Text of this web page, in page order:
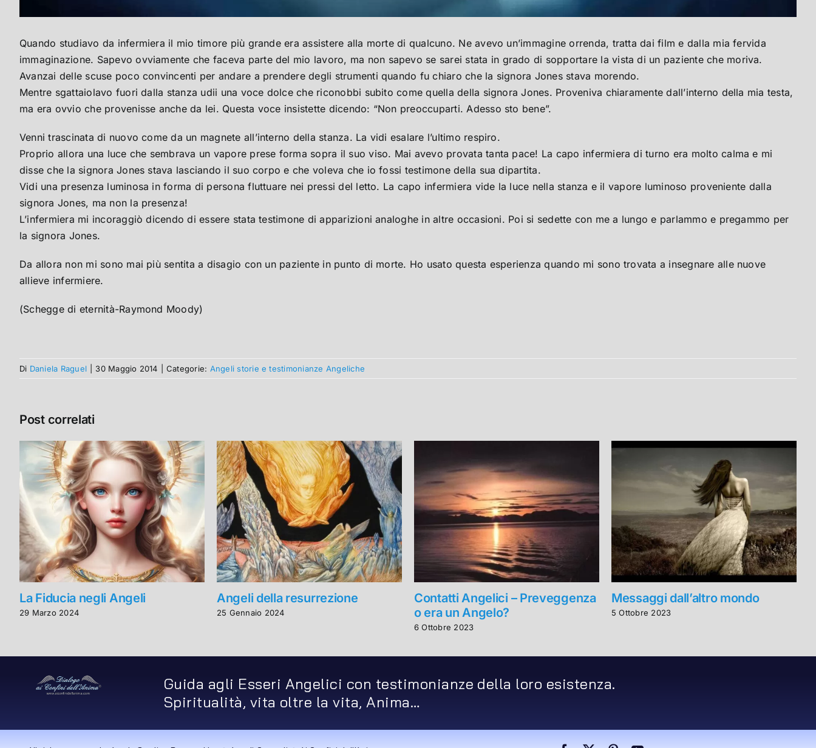
Quando studiavo da infermiera il mio timore più grande era assistere alla morte di qualcuno. Ne avevo un’immagine orrenda, tratta dai film e dalla mia fervida
immaginazione. Sapevo ovviamente che faceva parte del mio lavoro, ma non sapevo se sarei stata in grado di sopportare la vista di un paziente che moriva.
Avanzai delle scuse poco convincenti per andare a prendere degli strumenti quando fu chiaro che la signora Jones stava morendo.
Mentre sgattaiolavo fuori dalla stanza udii una voce dolce che riconobbi subito come quella della signora Jones. Proveniva chiaramente dall’interno della mia testa,
ma era ovvio che provenisse anche da lei. Questa voce insistette dicendo: “Non preoccuparti. Adesso sto bene”.
Venni trascinata di nuovo come da un magnete all’interno della stanza. La vidi esalare l’ultimo respiro.
Proprio allora una luce che sembrava un vapore prese forma sopra il suo viso. Mai avevo provata tanta pace! La capo infermiera di turno era molto calma e mi
disse che la signora Jones stava lasciando il suo corpo e che voleva che io fossi testimone della sua dipartita.
Vidi una presenza luminosa in forma di persona fluttuare nei pressi del letto. La capo infermiera vide la luce nella stanza e il vapore luminoso proveniente dalla
signora Jones, ma non la presenza!
L’infermiera mi incoraggiò dicendo di essere stata testimone di apparizioni analoghe in altre occasioni. Poi si sedette con me a lungo e parlammo e pregammo per
la signora Jones.
Da allora non mi sono mai più sentita a disagio con un paziente in punto di morte. Ho usato questa esperienza quando mi sono trovata a insegnare alle nuove
allieve infermiere.
(Schegge di eternità-Raymond Moody)
Di Daniela Raguel 30 Maggio 2014 Categorie: Angeli storie e testimonianze Angeliche
Post correlati
La Fiducia negli Angeli
29 Marzo 2024
Angeli della resurrezione
25 Gennaio 2024
Contatti Angelici – Preveggenza
o era un Angelo?
6 Ottobre 2023
Messaggi dall’altro mondo
5 Ottobre 2023
Guida agli Esseri Angelici con testimonianze della loro esistenza.
Spiritualità, vita oltre la vita, Anima…